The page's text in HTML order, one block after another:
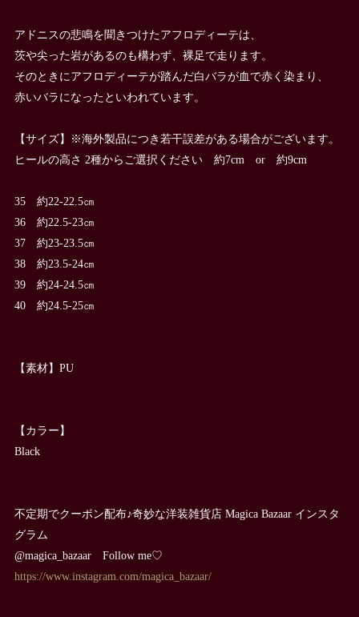
アドニスの悲鳴を聞きつけたアフロディーテは、
茨や尖った岩があるのも構わず、裸足で走ります。
そのときにアフロディーテが踏んだ白バラが血で赤く染まり、
赤いバラになったといわれています。
【サイズ】※海外製品につき若干誤差がある場合がございます。
ヒールの高さ 2種からご選択ください 約7cm or 約9cm
35 約22-22.5㎝
36 約22.5-23㎝
37 約23-23.5㎝
38 約23.5-24㎝
39 約24-24.5㎝
40 約24.5-25㎝
【素材】PU
【カラー】
Black
不定期でクーポン配布♪奇妙な洋装雑貨店 Magica Bazaar インスタ
グラム
@magica_bazaar Follow me♡
https://www.instagram.com/magica_bazaar/